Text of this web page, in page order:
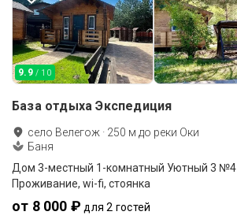
9.9 / 10
База отдыха Экспедиция
село Велегож · 250 м до реки Оки
Баня
Дом 3-местный 1-комнатный Уютный 3 №4
Проживание, wi-fi, стоянка
от 8 000 ₽ для 2 гостей